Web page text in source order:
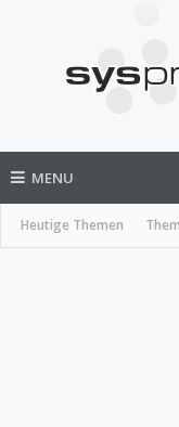
MENU
Heutige Themen